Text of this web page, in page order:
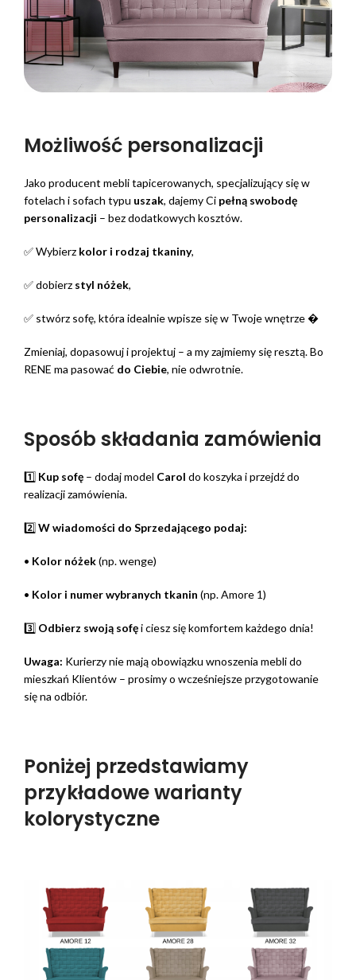
Możliwość personalizacji ️
Jako producent mebli tapicerowanych, specjalizujący się w
fotelach i sofach typu uszak, dajemy Ci pełną swobodę
personalizacji – bez dodatkowych kosztów.
✅ Wybierz kolor i rodzaj tkaniny,
✅ dobierz styl nóżek,
✅ stwórz sofę, która idealnie wpisze się w Twoje wnętrze �️
Zmieniaj, dopasowuj i projektuj – a my zajmiemy się resztą. Bo
RENE ma pasować do Ciebie, nie odwrotnie.
Sposób składania zamówienia
1️⃣ Kup sofę – dodaj model Carol do koszyka i przejdź do
realizacji zamówienia.
2️⃣W wiadomości do Sprzedającego podaj:
• Kolor nóżek(np. wenge)
• Kolor i numer wybranych tkanin (np. Amore 1)
3️⃣ Odbierz swoją sofęi ciesz się komfortem każdego dnia!
Uwaga: Kurierzy nie mają obowiązku wnoszenia mebli do
mieszkań Klientów – prosimy o wcześniejsze przygotowanie
się na odbiór.
Poniżej przedstawiamy
przykładowe warianty
kolorystyczne